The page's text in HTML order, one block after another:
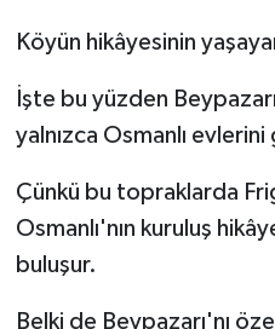
Köyün hikâyesinin
İşte bu yüzden
yalnızca Osmanlı evlerini
Çünkü bu topraklarda
Osmanlı'nın kuruluş
buluşur.
Belki de Beypazarı'nı